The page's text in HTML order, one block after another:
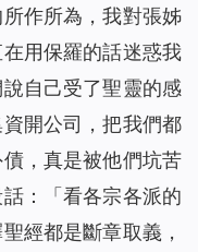
作所為，我對張姊
用保羅的話迷惑我
自己受了聖靈的感
開公司，把我們都
，真是被他們坑苦
：「看各宗各派的
經都是斷章取義，